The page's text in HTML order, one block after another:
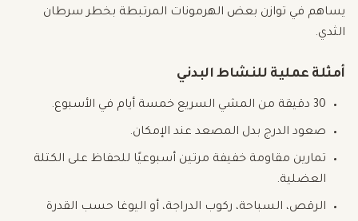
يساهم في توازن بعض الهرمونات المرتبطة بخطر سرطان
الثدي.
أمثلة عملية للنشاط البدني
30 دقيقة من المشي السريع خمسة أيام في الأسبوع.
صعود الدرج بدل المصعد عند الإمكان.
تمارين مقاومة خفيفة مرتين أسبوعيًا للحفاظ على الكتلة
العضلية.
الرقص، السباحة، ركوب الدراجة، أو اليوغا حسب القدرة